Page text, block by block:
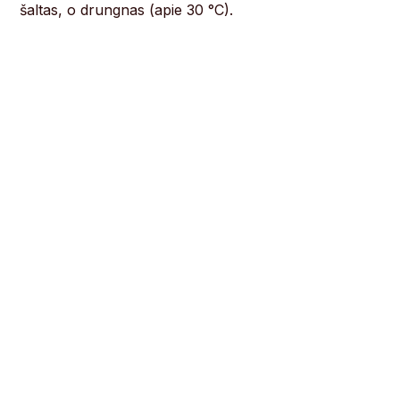
šaltas, o drungnas (apie 30 °C).